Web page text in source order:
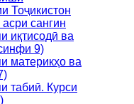
Тоҷикистон
сангин
иқтисодӣ ва
9)
материкҳо ва
табиӣ. Курси